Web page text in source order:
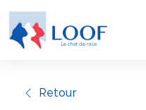
contenu
Retour